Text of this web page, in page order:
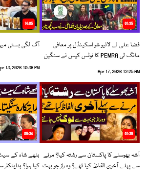
01:35
فضا علی نے لائیو شو اسکینڈل پر معافی
مانگ لی PEMRA کا نوٹس کیس نے سنگین
Apr 17, 2026 12:25 AM
14:05
آگ لگی بستی
13, 2026 10:38 PM
01:35
آشہ بھوسلے کا پاکستان سے رشتہ کیا؟ مرنے
سے پہلے آخری الفاظ کیا تھے؟ وہ راز جو بہت
05:34
بلھے شاہ کے
کیا ہوا؟